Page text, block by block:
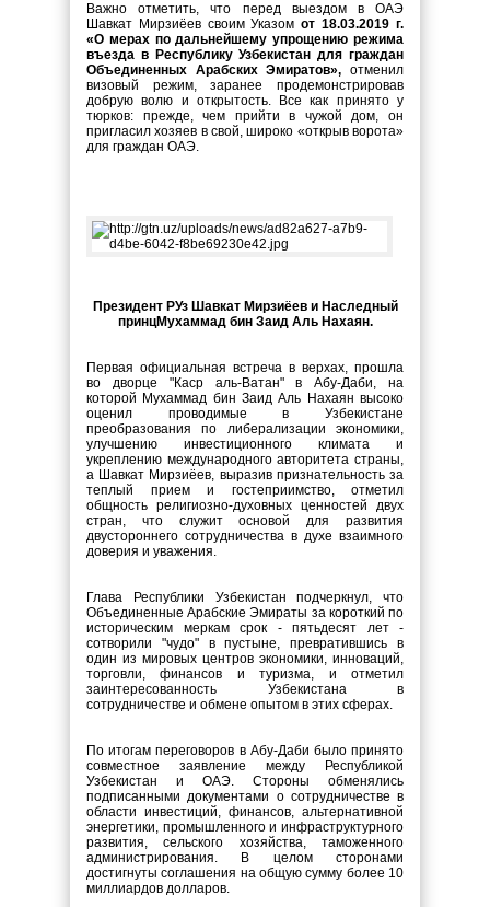
Важно отметить, что перед выездом в ОАЭ
Шавкат Мирзиёев своим Указомот18.03.2019 г.
«О мерах по дальнейшему упрощению режима
въезда в Республику Узбекистан для граждан
Объединенных Арабских Эмиратов», отменил
визовый режим, заранее продемонстрировав
добрую волю и открытость. Все как принято у
тюрков: прежде, чем прийти в чужой дом, он
пригласил хозяев в свой, широко «открыв ворота»
для граждан ОАЭ.
Президент РУз Шавкат Мирзиёев и Наследный
принцМухаммад бин Заид Аль Нахаян.
Первая официальная встреча в верхах, прошла
во дворце "Каср аль-Ватан" в Абу-Даби, на
которой Мухаммад бин Заид Аль Нахаян высоко
оценил проводимые в Узбекистане
преобразования по либерализации экономики,
улучшению инвестиционного климата и
укреплению международного авторитета страны,
а Шавкат Мирзиёев, выразив признательность за
теплый прием и гостеприимство, отметил
общность религиозно-духовных ценностей двух
стран, что служит основой для развития
двустороннего сотрудничества в духе взаимного
доверия и уважения.
Глава Республики Узбекистан подчеркнул, что
Объединенные Арабские Эмираты за короткий по
историческим меркам срок - пятьдесят лет -
сотворили "чудо" в пустыне, превратившись в
один из мировых центров экономики, инноваций,
торговли, финансов и туризма, и отметил
заинтересованность Узбекистана в
сотрудничестве и обмене опытом в этих сферах.
По итогам переговоров в Абу-Даби было принято
совместное заявление между Республикой
Узбекистан и ОАЭ. Стороны обменялись
подписанными документами о сотрудничестве в
области инвестиций, финансов, альтернативной
энергетики, промышленного и инфраструктурного
развития, сельского хозяйства, таможенного
администрирования. В целом сторонами
достигнуты соглашения на общую сумму более 10
миллиардов долларов.